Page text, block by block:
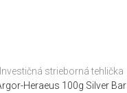
Investičná strieborná tehlička
Heraeus 100g Silver Bar